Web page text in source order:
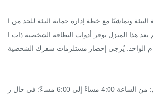
البيئة وتماشيًا مع خطة إدارة حماية البيئة للحد من ا
يعد هذا المنزل يوفر أدوات النظافة الشخصية ذات ا
الواحد. يُرجى إحضار مستلزمات سفرك الشخصية!
وقت تسجيل الوصول: من الساعة 4:00 مساءً إلى 6:00 مساءً؛ في حال ر